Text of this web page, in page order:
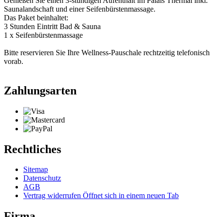
Saunalandschaft und einer Seifenbürstenmassage.
Das Paket beinhaltet:
3 Stunden Eintritt Bad & Sauna
1 x Seifenbürstenmassage
Bitte reservieren Sie Ihre Wellness-Pauschale rechtzeitig telefonisch
vorab.
Zahlungsarten
Rechtliches
Sitemap
Datenschutz
AGB
Vertrag widerrufen Öffnet sich in einem neuen Tab